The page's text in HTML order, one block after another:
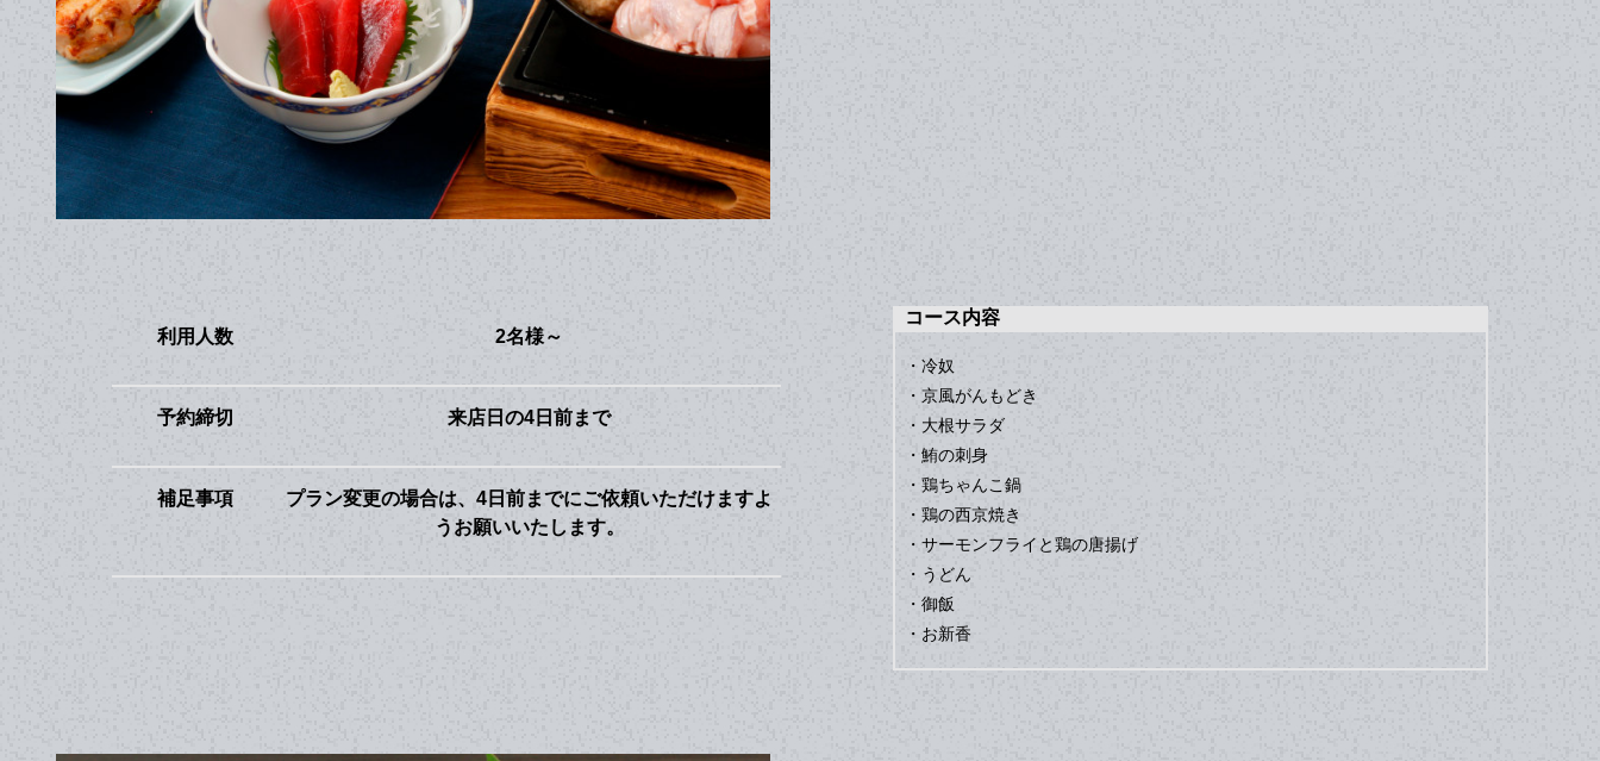
利用人数 2名様～
予約締切 来店日の4日前まで
補足事項
プラン変更の場合は、4日前までにご依頼いただけますよ
うお願いいたします。
コース内容
・冷奴
・京風がんもどき
・大根サラダ
・鮪の刺身
・鶏ちゃんこ鍋
・鶏の西京焼き
・サーモンフライと鶏の唐揚げ
・うどん
・御飯
・お新香